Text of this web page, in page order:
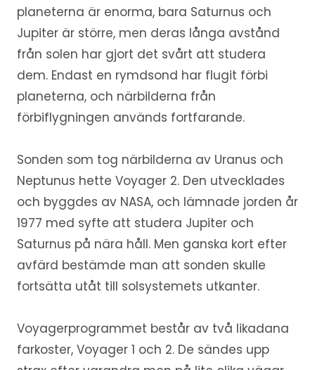
planeterna är enorma, bara Saturnus och
Jupiter är större, men deras långa avstånd
från solen har gjort det svårt att studera
dem. Endast en rymdsond har flugit förbi
planeterna, och närbilderna från
förbiflygningen används fortfarande.
Sonden som tog närbilderna av Uranus och
Neptunus hette Voyager 2. Den utvecklades
och byggdes av NASA, och lämnade jorden år
1977 med syfte att studera Jupiter och
Saturnus på nära håll. Men ganska kort efter
avfärd bestämde man att sonden skulle
fortsätta utåt till solsystemets utkanter.
Voyagerprogrammet består av två likadana
farkoster, Voyager 1 och 2. De sändes upp